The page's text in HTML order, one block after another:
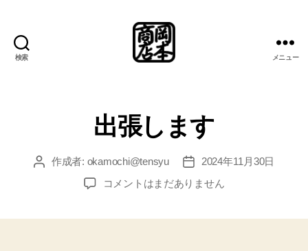
検索
総
案
所
メニュー
出張します
投 作成者: okamochi@tensyu
投
稿
日
2024年11月30日
出
コメントはまだありません